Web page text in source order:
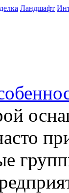
Ландшафт